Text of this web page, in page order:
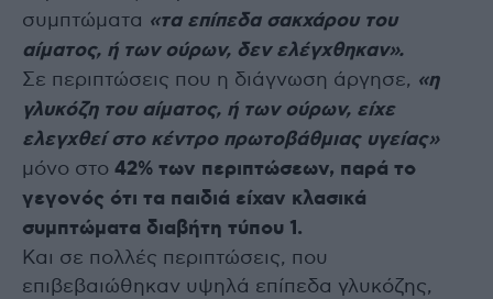
συμπτώματα «τα επίπεδα σακχάρου του
αίματος, ή των ούρων, δεν ελέγχθηκαν».
Σε περιπτώσεις που η διάγνωση άργησε, «η
γλυκόζη του αίματος, ή των ούρων, είχε
ελεγχθεί στο κέντρο πρωτοβάθμιας υγείας»
μόνο στο 42% των περιπτώσεων, παρά το
γεγονός ότι τα παιδιά είχαν κλασικά
συμπτώματα διαβήτη τύπου 1.
Και σε πολλές περιπτώσεις, που
επιβεβαιώθηκαν υψηλά επίπεδα γλυκόζης,